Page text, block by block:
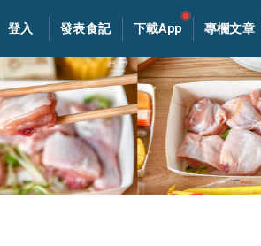
登入 發表食記 下載App 專欄文章